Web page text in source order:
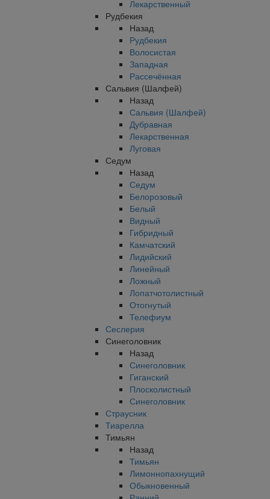
Лекарственный
Рудбекия
Назад
Рудбекия
Волосистая
Западная
Рассечённая
Сальвия (Шалфей)
Назад
Сальвия (Шалфей)
Дубравная
Лекарственная
Луговая
Седум
Назад
Седум
Белорозовый
Белый
Видный
Гибридный
Камчатский
Лидийский
Линейный
Ложный
Лопатчотолистный
Отогнутый
Телефиум
Сеслерия
Синеголовник
Назад
Синеголовник
Гиганский
Плосколистный
Синеголовник
Страусник
Тиарелла
Тимьян
Назад
Тимьян
Лимоннопахнущий
Обыкновенный